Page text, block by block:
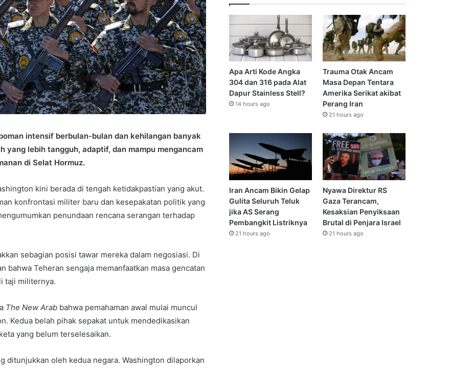
intensif berbulan-bulan dan kehilangan banyak
yang lebih tangguh, adaptif, dan mampu mengancam
di Selat Hormuz.
kini berada di tengah ketidakpastian yang akut.
konfrontasi militer baru dan kesepakatan politik yang
penundaan rencana serangan terhadap
sebagian posisi tawar mereka dalam negosiasi. Di
Teheran sengaja memanfaatkan masa gencatan
taji militernya.
The New Arab bahwa pemahaman awal mulai muncul
Kedua belah pihak sepakat untuk mendedikasikan
yang belum terselesaikan.
ditunjukkan oleh kedua negara. Washington dilaporkan
Apa Arti Kode Angka
304 dan 316 pada Alat
Dapur Stainless Stell?
14 hours ago
Trauma Otak Ancam
Masa Depan Tentara
Amerika Serikat akibat
Perang Iran
21 hours ago
Iran Ancam Bikin Gelap
Gulita Seluruh Teluk
jika AS Serang
Pembangkit Listriknya
21 hours ago
Nyawa Direktur RS
Gaza Terancam,
Kesaksian Penyiksaan
Brutal di Penjara Israel
21 hours ago